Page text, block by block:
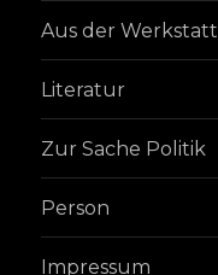
Aus der Werkstatt
Literatur
Zur Sache Politik
Person
Impressum